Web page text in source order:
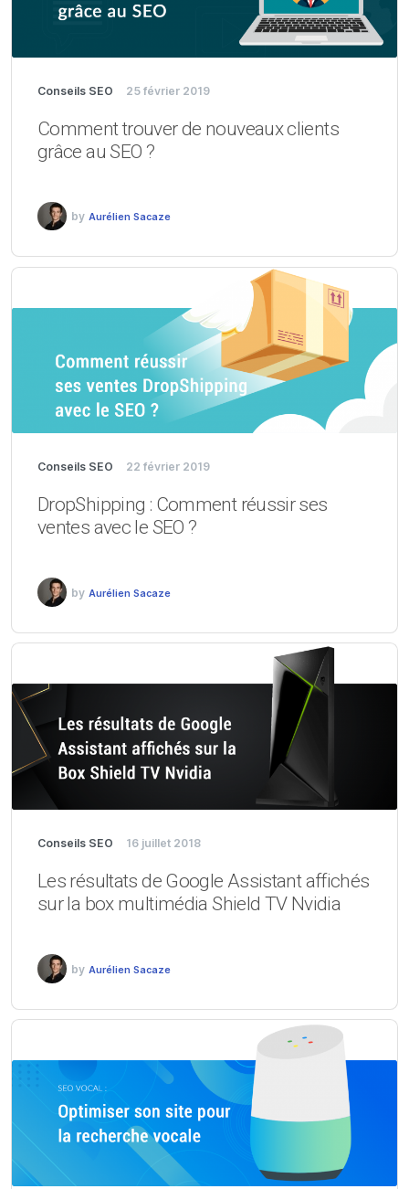
Conseils SEO 25 février 2019
Comment trouver de nouveaux clients
grâce au SEO ?
by Aurélien Sacaze
Conseils SEO 22 février 2019
DropShipping : Comment réussir ses
ventes avec le SEO ?
by Aurélien Sacaze
Conseils SEO 16 juillet 2018
Les résultats de Google Assistant affichés
sur la box multimédia Shield TV Nvidia
by Aurélien Sacaze